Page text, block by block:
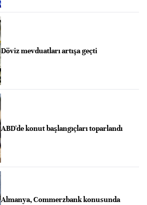
Döviz mevduatları artışa geçti
ABD'de konut başlangıçları toparlandı
Almanya, Commerzbank konusunda